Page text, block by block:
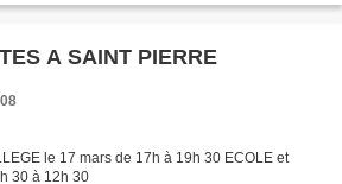
A SAINT PIERRE
le 17 mars de 17h à 19h 30 ECOLE et
30 à 12h 30